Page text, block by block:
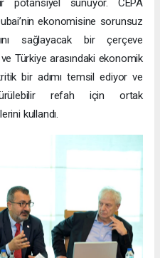
ekonomisine sorunsuz
sağlayacak bir çerçeve
Türkiye arasındaki ekonomik
bir adımı temsil ediyor ve
refah için ortak
kullandı.